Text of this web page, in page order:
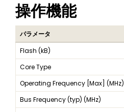
操作機能
パラメータ
Flash (kB)
Core Type
Operating Frequency [Max] (MHz)
Bus Frequency (typ) (MHz)